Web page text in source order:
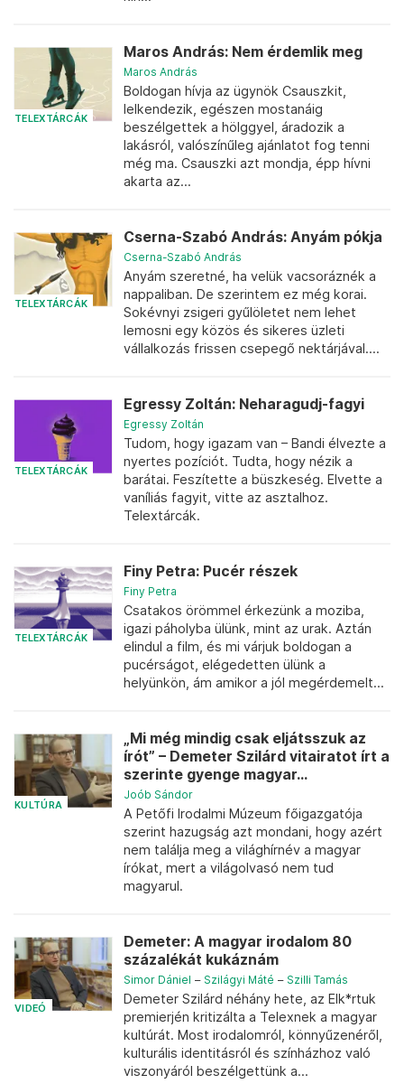
TELEXTÁRCÁK
Maros András: Nem érdemlik meg
Maros András
Boldogan hívja az ügynök Csauszkit,
lelkendezik, egészen mostanáig
beszélgettek a hölggyel, áradozik a
lakásról, valószínűleg ajánlatot fog tenni
még ma. Csauszki azt mondja, épp hívni
akarta az...
TELEXTÁRCÁK
Cserna-Szabó András: Anyám pókja
Cserna-Szabó András
Anyám szeretné, ha velük vacsoráznék a
nappaliban. De szerintem ez még korai.
Sokévnyi zsigeri gyűlöletet nem lehet
lemosni egy közös és sikeres üzleti
vállalkozás frissen csepegő nektárjával....
TELEXTÁRCÁK
Egressy Zoltán: Neharagudj-fagyi
Egressy Zoltán
Tudom, hogy igazam van – Bandi élvezte a
nyertes pozíciót. Tudta, hogy nézik a
barátai. Feszítette a büszkeség. Elvette a
vaníliás fagyit, vitte az asztalhoz.
Telextárcák.
TELEXTÁRCÁK
Finy Petra: Pucér részek
Finy Petra
Csatakos örömmel érkezünk a moziba,
igazi páholyba ülünk, mint az urak. Aztán
elindul a film, és mi várjuk boldogan a
pucérságot, elégedetten ülünk a
helyünkön, ám amikor a jól megérdemelt...
KULTÚRA
„Mi még mindig csak eljátsszuk az
írót” – Demeter Szilárd vitairatot írt a
szerinte gyenge magyar...
Joób Sándor
A Petőfi Irodalmi Múzeum főigazgatója
szerint hazugság azt mondani, hogy azért
nem találja meg a világhírnév a magyar
írókat, mert a világolvasó nem tud
magyarul.
VIDEÓ
Demeter: A magyar irodalom 80
százalékát kukáznám
Simor Dániel – Szilágyi Máté – Szilli Tamás
Demeter Szilárd néhány hete, az Elk*rtuk
premierjén kritizálta a Telexnek a magyar
kultúrát. Most irodalomról, könnyűzenéről,
kulturális identitásról és színházhoz való
viszonyáról beszélgettünk a...